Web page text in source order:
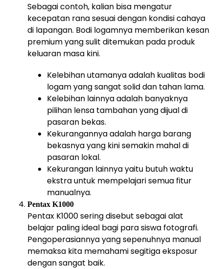
Sebagai contoh, kalian bisa mengatur
kecepatan rana sesuai dengan kondisi cahaya
di lapangan. Bodi logamnya memberikan kesan
premium yang sulit ditemukan pada produk
keluaran masa kini.
Kelebihan utamanya adalah kualitas bodi
logam yang sangat solid dan tahan lama.
Kelebihan lainnya adalah banyaknya
pilihan lensa tambahan yang dijual di
pasaran bekas.
Kekurangannya adalah harga barang
bekasnya yang kini semakin mahal di
pasaran lokal.
Kekurangan lainnya yaitu butuh waktu
ekstra untuk mempelajari semua fitur
manualnya.
Pentax K1000
Pentax K1000 sering disebut sebagai alat
belajar paling ideal bagi para siswa fotografi.
Pengoperasiannya yang sepenuhnya manual
memaksa kita memahami segitiga eksposur
dengan sangat baik.